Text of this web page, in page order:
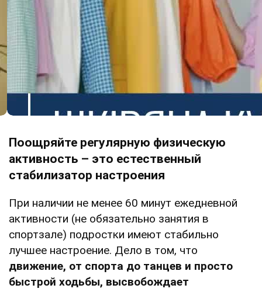
Поощряйте регулярную физическую
активность – это естественный
стабилизатор настроения
При наличии не менее 60 минут ежедневной
активности (не обязательно занятия в
спортзале) подростки имеют стабильно
лучшее настроение. Дело в том, что
движение, от спорта до танцев и просто
быстрой ходьбы, высвобождает